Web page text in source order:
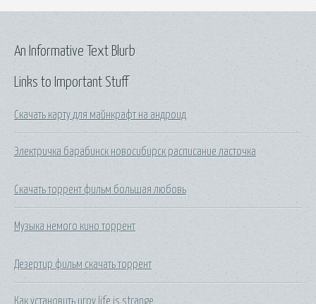
Links to Important Stuff
Скачать карту для майнкрафт на андроид
Электричка барабинск новосибирск расписание ласточка
Скачать торрент фильм большая любовь
Музыка немого кино торрент
Дезертир фильм скачать торрент
Как установить игру life is strange
An Informative Text Blurb